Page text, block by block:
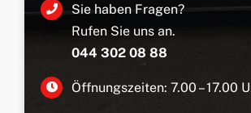
Sie haben Fragen?
Rufen Sie uns an.
044 302 08 88
Öffnungszeiten: 7.00 – 17.00